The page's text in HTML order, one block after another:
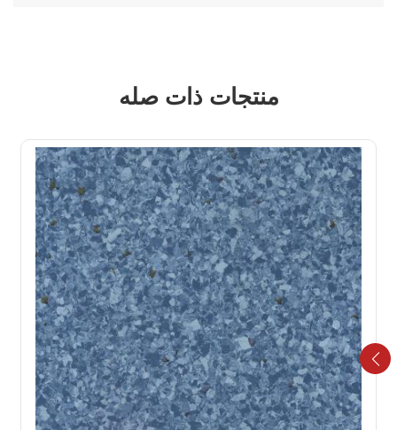
منتجات ذات صله